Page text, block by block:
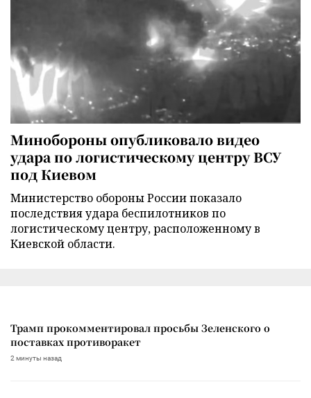
Минобороны опубликовало видео
удара по логистическому центру ВСУ
под Киевом
Министерство обороны России показало
последствия удара беспилотников по
логистическому центру, расположенному в
Киевской области.
Трамп прокомментировал просьбы Зеленского о
поставках противоракет
2 минуты назад